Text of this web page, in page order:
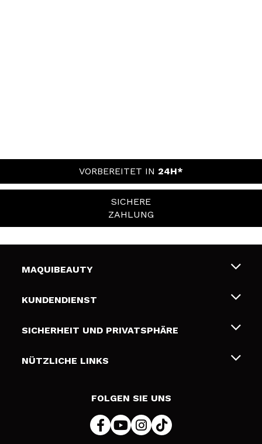
VORBEREITET IN 24H*
SICHERE
ZAHLUNG
MAQUIBEAUTY
Über uns
Geschenkkarten
KUNDENDIENST
Liefer- und Versandkosten
Zahlung
SICHERHEIT UND PRIVATSPHÄRE
Bedingungen und Datenschutz
NÜTZLICHE LINKS
FOLGEN SIE UNS